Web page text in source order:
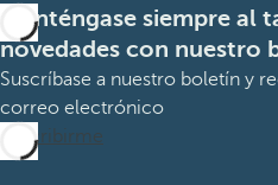
Manténgase siempre al
novedades con nuestro
Suscríbase a nuestro boletín y
correo electrónico
Suscribirme